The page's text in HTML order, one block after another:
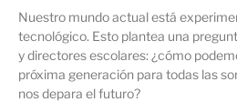
Nuestro mundo actual está
tecnológico. Esto plantea una
y directores escolares: ¿cómo
próxima generación para todas las
nos depara el futuro?